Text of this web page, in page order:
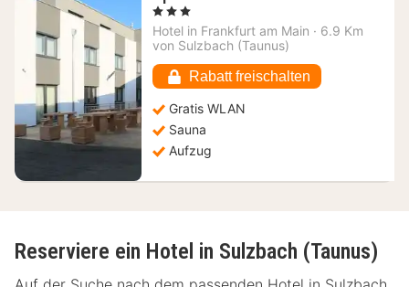
ab
, 3 Sterne
Hotel in Frankfurt am Main · 6.9 Km
von Sulzbach (Taunus)
Rabatt freischalten
Gratis WLAN
Sauna
Aufzug
Reserviere ein Hotel in Sulzbach (Taunus)